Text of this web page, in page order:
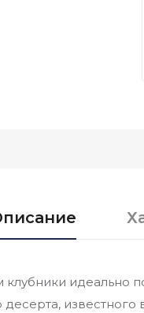
клубники идеально